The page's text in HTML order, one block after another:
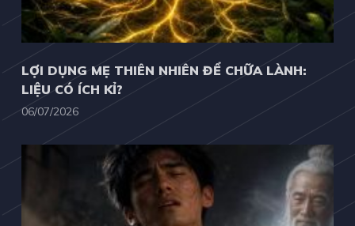
LỢI DỤNG MẸ THIÊN NHIÊN ĐỂ CHỮA LÀNH:
LIỆU CÓ ÍCH KỈ?
06/07/2026